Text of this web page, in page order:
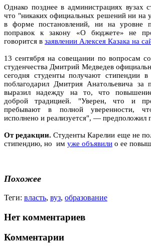
Однако позднее в администрациях вузах
что "никаких официальных решений ни на
в форме постановлений, ни на уровне
поправок к закону «О бюджете» не
говорится в заявлении Алексея Казака на
13 сентября на совещании по вопросам
студенчества Дмитрий Медведев
сегодня студенты получают стипендии
поблагодарил Дмитрия Анатольевича за
выразил надежду на то, что
доброй традицией. "Уверен, что и
пребывают в полной уверенности,
исполнено и реализуется", — предположил
От редакции.Студенты Карелии еще не
стипендию, но им уже объявили о ее
Похожее
Теги: власть, вуз, образование
Нет комментариев
Комментарии